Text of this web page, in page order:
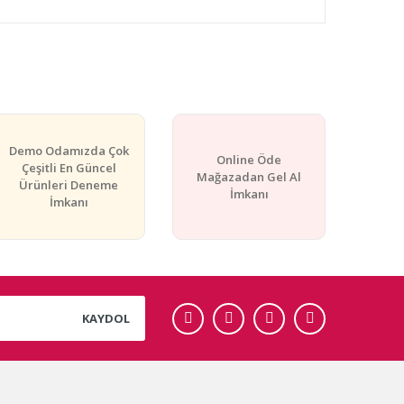
Demo Odamızda Çok
Çeşitli En Güncel
Ürünleri Deneme
İmkanı
Online Öde
Mağazadan Gel Al
İmkanı
KAYDOL